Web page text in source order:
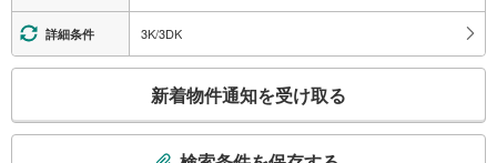
報
詳細条件 3K/3DK
検
新着物件通知を受け取る